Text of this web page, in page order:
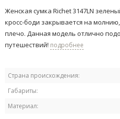
Женская сумка Richet 3147LN
кросс-боди закрывается на
плечо. Данная модель отлично
путешествий! подробнее
Страна происхождения:
Габариты:
Материал: